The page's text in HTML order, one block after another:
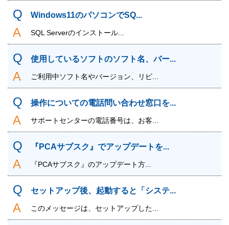
Windows11のパソコンでSQ...
SQL Serverのインストール...
使用しているソフトのソフト名、バー...
ご利用中ソフト名やバージョン、リビ...
操作についての電話問い合わせ窓口を...
サポートセンターの電話番号は、お客...
『PCAサブスク』でアップデートを...
『PCAサブスク』のアップデート方...
セットアップ後、起動すると「システ...
このメッセージは、セットアップした...